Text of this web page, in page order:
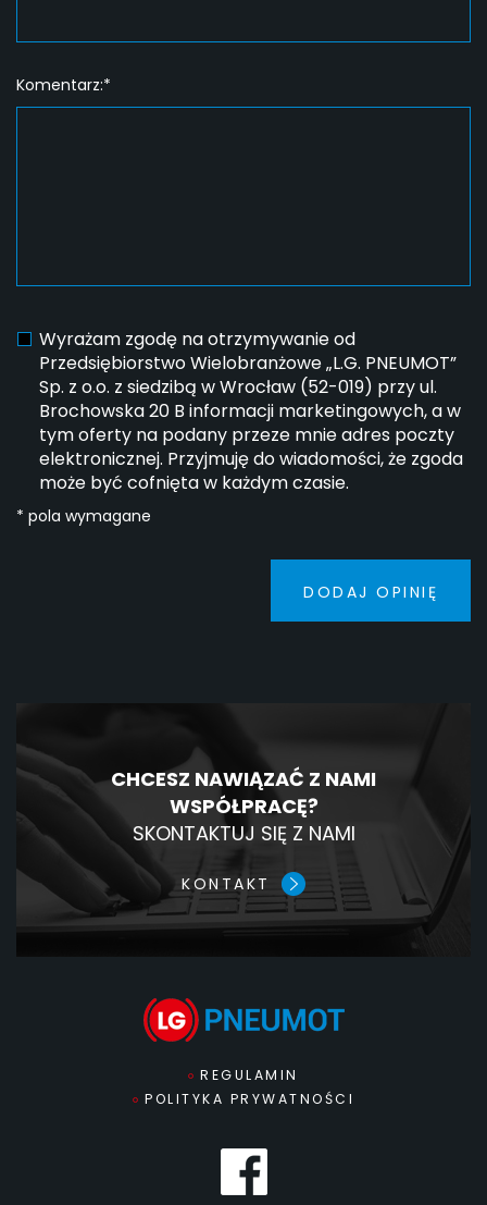
Komentarz:*
Wyrażam zgodę na otrzymywanie od
Przedsiębiorstwo Wielobranżowe „L.G. PNEUMOT”
Sp. z o.o. z siedzibą w Wrocław (52-019) przy ul.
Brochowska 20 B informacji marketingowych, a w
tym oferty na podany przeze mnie adres poczty
elektronicznej. Przyjmuję do wiadomości, że zgoda
może być cofnięta w każdym czasie.
* pola wymagane
DODAJ OPINIĘ
CHCESZ NAWIĄZAĆ Z NAMI
WSPÓŁPRACĘ?
SKONTAKTUJ SIĘ Z NAMI
KONTAKT
REGULAMIN
POLITYKA PRYWATNOŚCI